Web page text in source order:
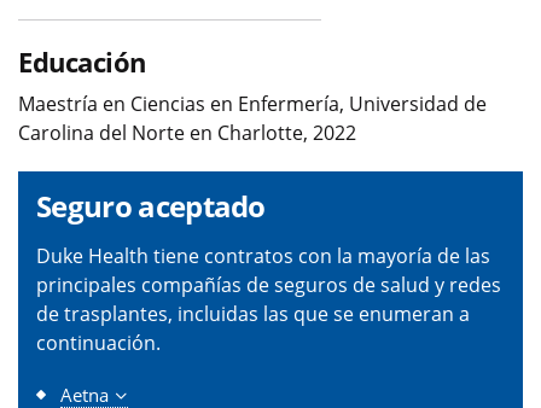
Educación
Maestría en Ciencias en Enfermería, Universidad de
Carolina del Norte en Charlotte, 2022
Seguro aceptado
Duke Health tiene contratos con la mayoría de las
principales compañías de seguros de salud y redes
de trasplantes, incluidas las que se enumeran a
continuación.
Aetna